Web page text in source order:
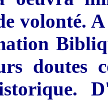
volonté.
doutes